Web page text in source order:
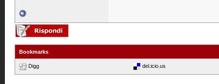
Bookmarks
Digg del.icio.us